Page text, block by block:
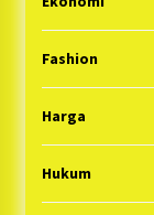
Fashion
Harga
Hukum